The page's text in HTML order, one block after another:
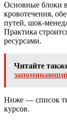
Основные блоки
кровотечения,
путей, шок-
Практика
ресурсами.
Читайте
Ниже — список
курсов.